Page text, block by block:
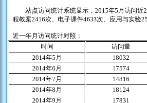
站点访问统计系统显示， 2015年5 月访问近2
程教案2416次、电子课件4633次、应用与实验
近一年月访问统计对照：
时间
访问量
2014年5 月 18032
2014年6 月 17574
2014年7 月 14816
2014年8 月 18124
2014年9 月 17831